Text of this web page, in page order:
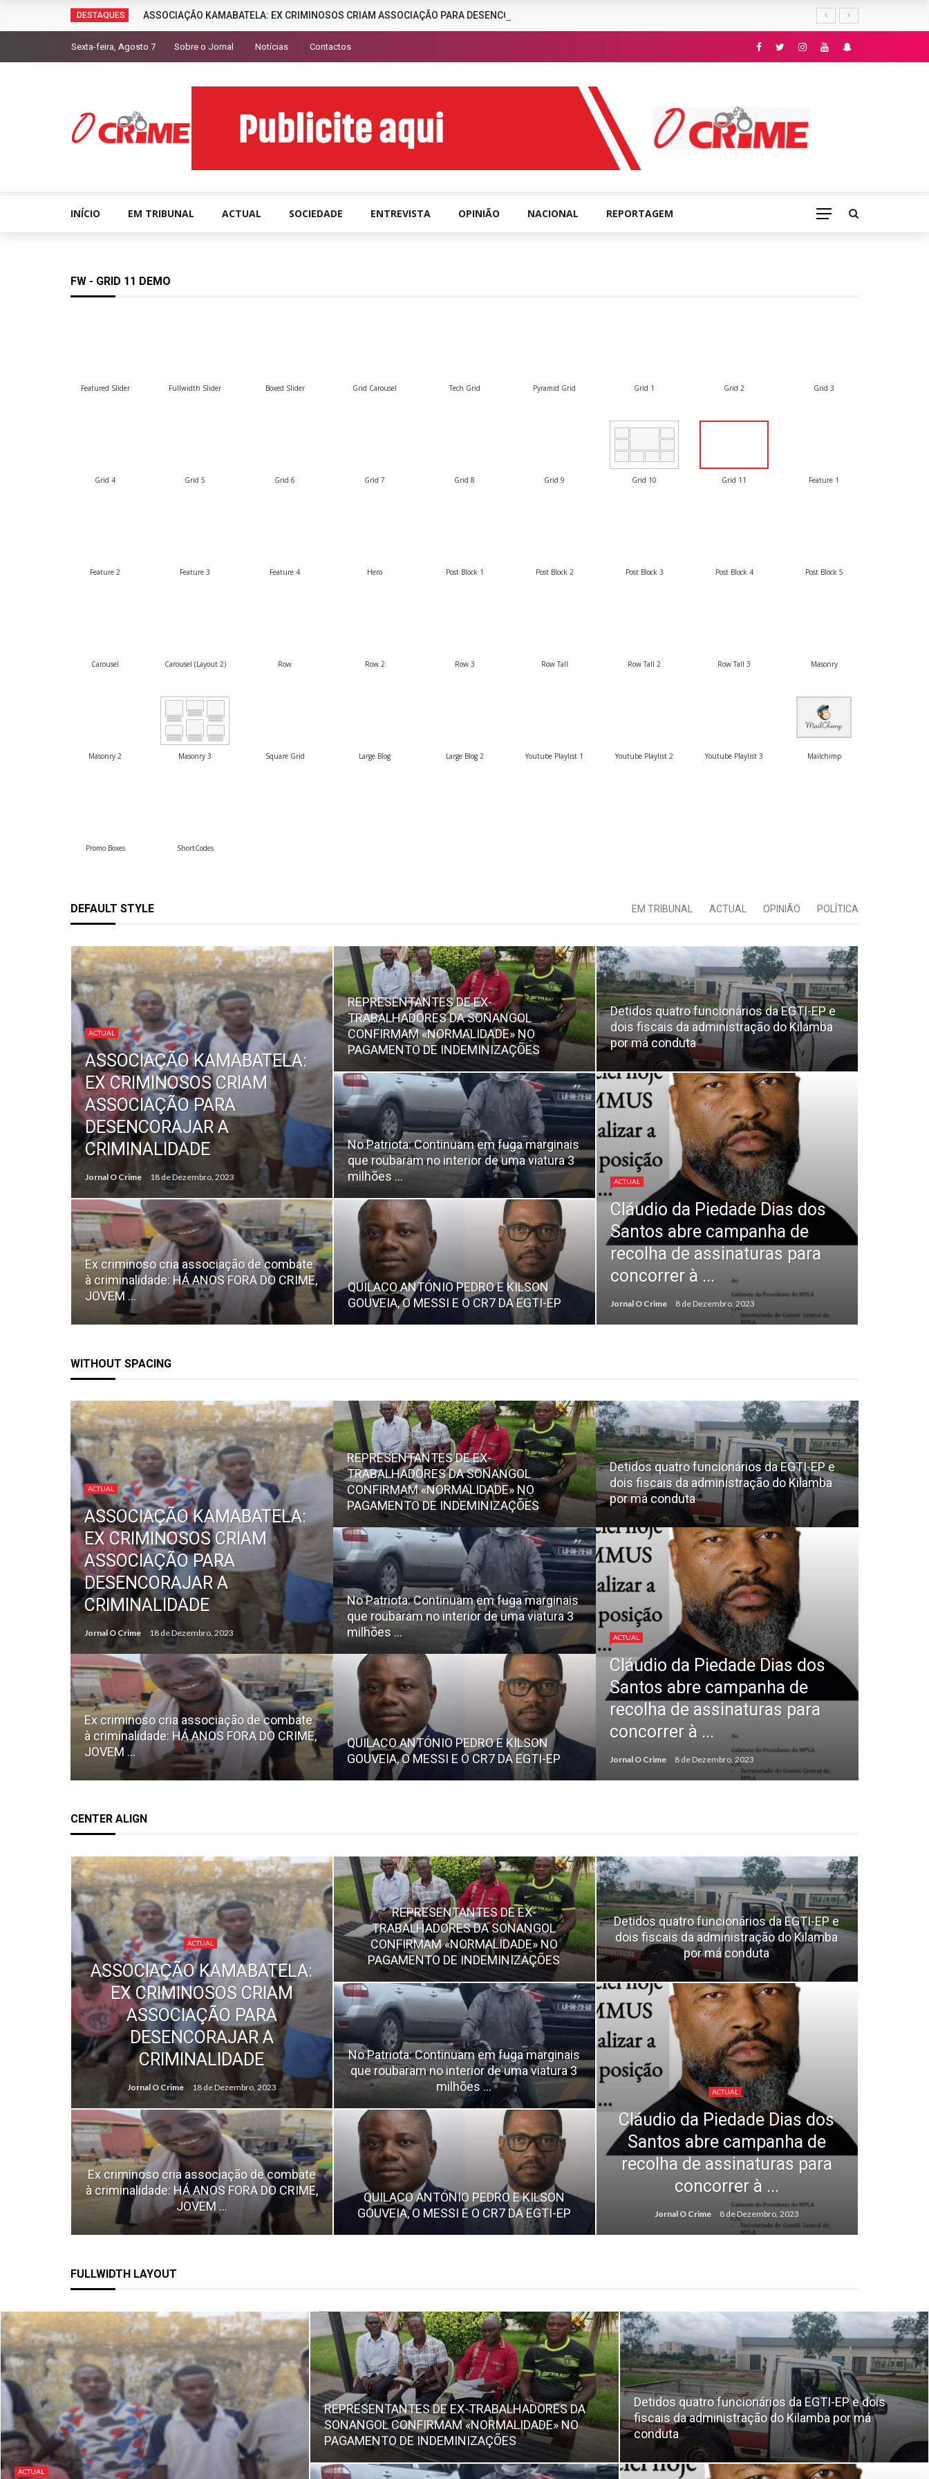
DESTAQUES ASSOCIAÇÃO KAMABATELA: EX CRIMINOSOS CRIAM ASSOCIAÇÃO PARA DESENCORAJAR A CRIMINALIDADE
Sexta-feira, Agosto 7 Sobre o Jornal Notícias Contactos
INÍCIO EM TRIBUNAL ACTUAL SOCIEDADE ENTREVISTA OPINIÃO NACIONAL REPORTAGEM
FW - GRID 11 DEMO
Featured Slider Fullwidth Slider Boxed Slider Grid Carousel Tech Grid Pyramid Grid Grid 1 Grid 2 Grid 3
Grid 4 Grid 5 Grid 6 Grid 7 Grid 8 Grid 9 Grid 10 Grid 11 Feature 1
Feature 2 Feature 3 Feature 4 Hero Post Block 1 Post Block 2 Post Block 3 Post Block 4 Post Block 5
Carousel Carousel (Layout 2) Row Row 2 Row 3 Row Tall Row Tall 2 Row Tall 3 Masonry
Masonry 2 Masonry 3 Square Grid Large Blog Large Blog 2 Youtube Playlist 1 Youtube Playlist 2 Youtube Playlist 3 Mailchimp
Promo Boxes ShortCodes
DEFAULT STYLE EM TRIBUNAL ACTUAL OPINIÃO POLÍTICA
ACTUAL
ASSOCIAÇÃO KAMABATELA:
EX CRIMINOSOS CRIAM
ASSOCIAÇÃO PARA
DESENCORAJAR A
CRIMINALIDADE
Jornal O Crime 18 de Dezembro, 2023
Ex criminoso cria associação de combate
à criminalidade: HÁ ANOS FORA DO CRIME,
JOVEM ...
REPRESENTANTES DE EX-
TRABALHADORES DA SONANGOL
CONFIRMAM «NORMALIDADE» NO
PAGAMENTO DE INDEMINIZAÇÕES
No Patriota: Continuam em fuga marginais
que roubaram no interior de uma viatura 3
milhões ...
QUILACO ANTÓNIO PEDRO E KILSON
GOUVEIA, O MESSI E O CR7 DA EGTI-EP
Detidos quatro funcionários da EGTI-EP e
dois fiscais da administração do Kilamba
por má conduta
ACTUAL
Cláudio da Piedade Dias dos
Santos abre campanha de
recolha de assinaturas para
concorrer à ...
Jornal O Crime 8 de Dezembro, 2023
WITHOUT SPACING
ACTUAL
ASSOCIAÇÃO KAMABATELA:
EX CRIMINOSOS CRIAM
ASSOCIAÇÃO PARA
DESENCORAJAR A
CRIMINALIDADE
Jornal O Crime 18 de Dezembro, 2023
Ex criminoso cria associação de combate
à criminalidade: HÁ ANOS FORA DO CRIME,
JOVEM ...
REPRESENTANTES DE EX-
TRABALHADORES DA SONANGOL
CONFIRMAM «NORMALIDADE» NO
PAGAMENTO DE INDEMINIZAÇÕES
No Patriota: Continuam em fuga marginais
que roubaram no interior de uma viatura 3
milhões ...
QUILACO ANTÓNIO PEDRO E KILSON
GOUVEIA, O MESSI E O CR7 DA EGTI-EP
Detidos quatro funcionários da EGTI-EP e
dois fiscais da administração do Kilamba
por má conduta
ACTUAL
Cláudio da Piedade Dias dos
Santos abre campanha de
recolha de assinaturas para
concorrer à ...
Jornal O Crime 8 de Dezembro, 2023
CENTER ALIGN
ACTUAL
ASSOCIAÇÃO KAMABATELA:
EX CRIMINOSOS CRIAM
ASSOCIAÇÃO PARA
DESENCORAJAR A
CRIMINALIDADE
Jornal O Crime 18 de Dezembro, 2023
Ex criminoso cria associação de combate
à criminalidade: HÁ ANOS FORA DO CRIME,
JOVEM ...
REPRESENTANTES DE EX-
TRABALHADORES DA SONANGOL
CONFIRMAM «NORMALIDADE» NO
PAGAMENTO DE INDEMINIZAÇÕES
No Patriota: Continuam em fuga marginais
que roubaram no interior de uma viatura 3
milhões ...
QUILACO ANTÓNIO PEDRO E KILSON
GOUVEIA, O MESSI E O CR7 DA EGTI-EP
Detidos quatro funcionários da EGTI-EP e
dois fiscais da administração do Kilamba
por má conduta
ACTUAL
Cláudio da Piedade Dias dos
Santos abre campanha de
recolha de assinaturas para
concorrer à ...
Jornal O Crime 8 de Dezembro, 2023
FULLWIDTH LAYOUT
ACTUAL
REPRESENTANTES DE EX-TRABALHADORES DA
SONANGOL CONFIRMAM «NORMALIDADE» NO
PAGAMENTO DE INDEMINIZAÇÕES
Detidos quatro funcionários da EGTI-EP e dois
fiscais da administração do Kilamba por má
conduta